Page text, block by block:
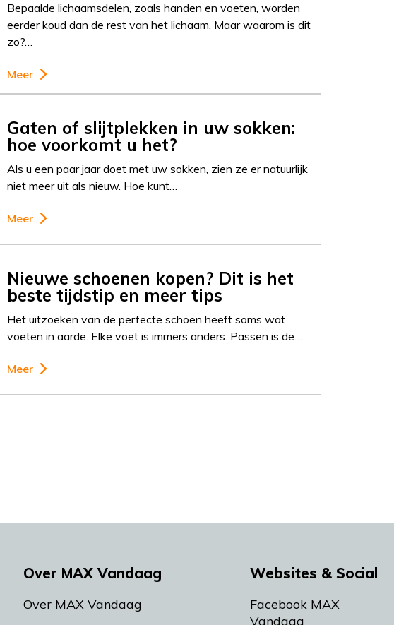
Bepaalde lichaamsdelen, zoals handen en voeten, worden
eerder koud dan de rest van het lichaam. Maar waarom is dit
zo?…
Meer
Gaten of slijtplekken in uw sokken:
hoe voorkomt u het?
Als u een paar jaar doet met uw sokken, zien ze er natuurlijk
niet meer uit als nieuw. Hoe kunt…
Meer
Nieuwe schoenen kopen? Dit is het
beste tijdstip en meer tips
Het uitzoeken van de perfecte schoen heeft soms wat
voeten in aarde. Elke voet is immers anders. Passen is de…
Meer
Over MAX Vandaag
Over MAX Vandaag
Websites & Social
Facebook MAX
Vandaag